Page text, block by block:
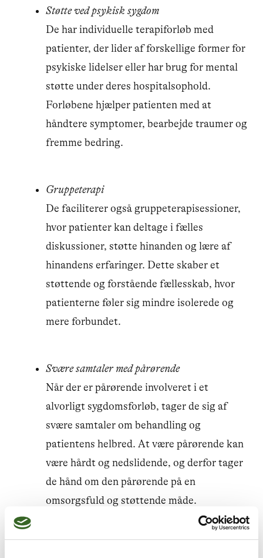
Støtte ved psykisk sygdom
De har individuelle terapiforløb med
patienter, der lider af forskellige former for
psykiske lidelser eller har brug for mental
støtte under deres hospitalsophold.
Forløbene hjælper patienten med at
håndtere symptomer, bearbejde traumer og
fremme bedring.
Gruppeterapi
De faciliterer også gruppeterapisessioner,
hvor patienter kan deltage i fælles
diskussioner, støtte hinanden og lære af
hinandens erfaringer. Dette skaber et
støttende og forstående fællesskab, hvor
patienterne føler sig mindre isolerede og
mere forbundet.
Svære samtaler med pårørende
Når der er pårørende involveret i et
alvorligt sygdomsforløb, tager de sig af
svære samtaler om behandling og
patientens helbred. At være pårørende kan
være hårdt og nedslidende, og derfor tager
de hånd om den pårørende på en
omsorgsfuld og støttende måde.